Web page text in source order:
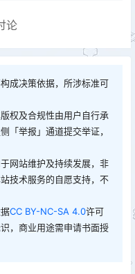
论
成决策依据，所涉标准可
权及合规性由用户自行承
「举报」通道提交举证，
网站维护及持续发展，非
技术服务的自愿支持，不
CC BY-NC-SA 4.0许可
，商业用途需申请书面授